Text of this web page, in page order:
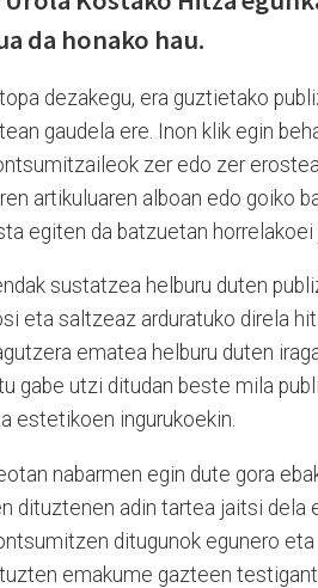
da honako hau.
dezakegu, era guztietako
gaudela ere. Inon klik egin
zer edo zer
artikuluaren alboan edo goiko
egiten da batzuetan
sustatzea helburu duten
eta saltzeaz arduratuko direla
ematea helburu duten
gabe utzi ditudan beste mila
estetikoen ingurukoekin.
nabarmen egin dute gora
dituztenen adin tartea jaitsi dela
ditugunok egunero
emakume gazteen